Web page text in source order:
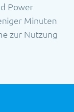
Power
Minuten
zur Nutzung